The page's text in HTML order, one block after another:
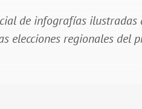
de infografías
elecciones regionales del